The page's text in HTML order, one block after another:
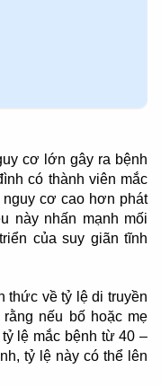
cơ lớn gây ra bệnh
có thành viên mắc
nguy cơ cao hơn phát
này nhấn mạnh mối
của suy giãn tĩnh
thức về tỷ lệ di truyền
nếu bố hoặc mẹ
lệ mắc bệnh từ 40 –
tỷ lệ này có thể lên